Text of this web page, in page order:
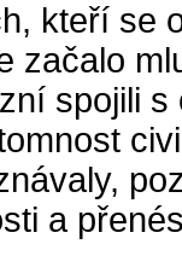
kteří se
začalo
spojili
a